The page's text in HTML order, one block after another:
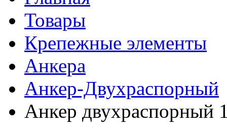
Товары
Крепежные элементы
Анкера
Анкер-Двухраспорный
Анкер двухраспорный